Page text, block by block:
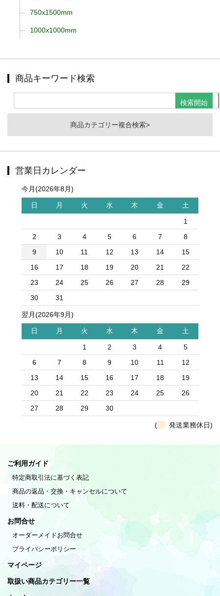
750x1500mm
1000x1000mm
商品キーワード検索
商品カテゴリー複合検索>
営業日カレンダー
今月(2026年8月)
日 月 火 水 木 金 土
1
2
3 4 5 6 7
8
9
10 11 12 13 14
15
16
17 18 19 20 21
22
23
24 25 26 27 28
29
30
31
翌月(2026年9月)
日 月 火 水 木 金 土
1 2 3 4
5
6
7 8 9 10 11
12
13
14 15 16 17 18
19
20
21 22 23 24 25
26
27
28 29 30
( 発送業務休日)
ご利用ガイド
特定商取引法に基づく表記
商品の返品・交換・キャンセルについて
送料・配送について
お問合せ
オーダーメイドお問合せ
プライバシーポリシー
マイページ
取扱い商品カテゴリー一覧